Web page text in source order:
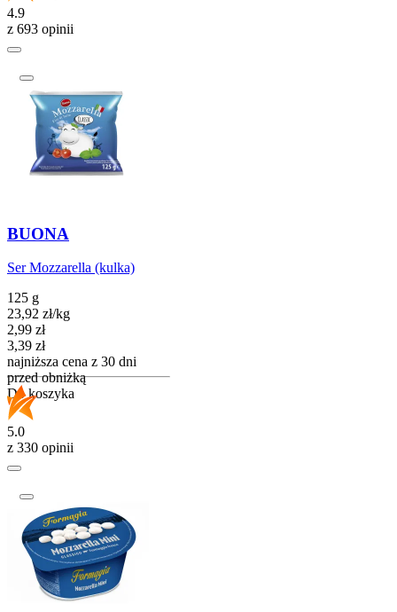
4.9
z 693 opinii
BUONA
Ser Mozzarella (kulka)
125 g
23,92 zł/kg
Cena promocyjna
2,99 zł
3,39 zł
najniższa cena z 30 dni
przed obniżką
Do koszyka
5.0
z 330 opinii